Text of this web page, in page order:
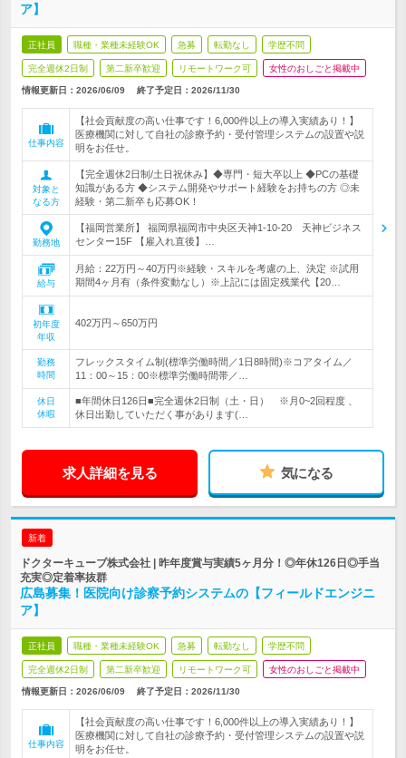
ア】
正社員 職種・業種未経験OK 急募 転勤なし 学歴不問
完全週休2日制 第二新卒歓迎 リモートワーク可 女性のおしごと掲載中
情報更新日：2026/06/09 終了予定日： 2026/11/30
仕事内容
【社会貢献度の高い仕事です！6,000件以上の導入実績あり！】
医療機関に対して自社の診療予約・受付管理システムの設置や説
明をお任せ。
対象と
なる方
【完全週休2日制/土日祝休み】◆専門・短大卒以上 ◆PCの基礎
知識がある方 ◆システム開発やサポート経験をお持ちの方 ◎未
経験・第二新卒も応募OK！
勤務地
【福岡営業所】 福岡県福岡市中央区天神1-10-20 天神ビジネス
センター15F 【雇入れ直後】…
給与
月給：22万円～40万円※経験・スキルを考慮の上、決定 ※試用
期間4ヶ月有（条件変動なし）※上記には固定残業代【20…
初年度
年収
402万円～650万円
勤務
時間
フレックスタイム制(標準労働時間／1日8時間)※コアタイム／
11：00～15：00※標準労働時間帯／…
休日
休暇
■年間休日126日■完全週休2日制（土・日） ※月0~2回程度 、
休日出勤していただく事があります(…
求人詳細を見る 気になる
新着
ドクターキューブ株式会社 | 昨年度賞与実績5ヶ月分！◎年休126日◎手当
充実◎定着率抜群
広島募集！医院向け診察予約システムの【フィールドエンジニ
ア】
正社員 職種・業種未経験OK 急募 転勤なし 学歴不問
完全週休2日制 第二新卒歓迎 リモートワーク可 女性のおしごと掲載中
情報更新日：2026/06/09 終了予定日： 2026/11/30
仕事内容
【社会貢献度の高い仕事です！6,000件以上の導入実績あり！】
医療機関に対して自社の診療予約・受付管理システムの設置や説
明をお任せ。